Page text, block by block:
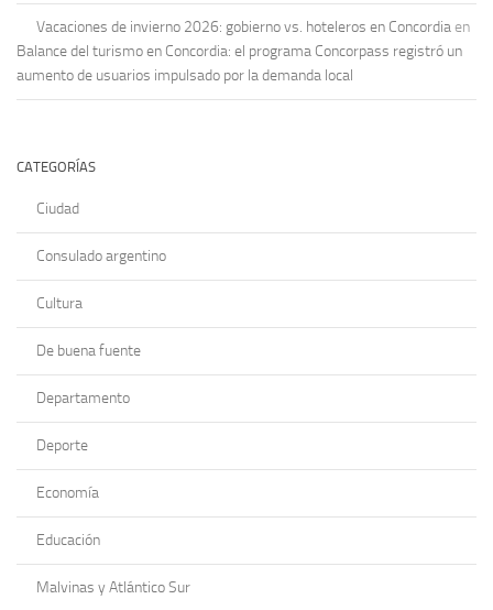
Vacaciones de invierno 2026: gobierno vs. hoteleros en Concordia en
Balance del turismo en Concordia: el programa Concorpass registró un
aumento de usuarios impulsado por la demanda local
CATEGORÍAS
Ciudad
Consulado argentino
Cultura
De buena fuente
Departamento
Deporte
Economía
Educación
Malvinas y Atlántico Sur